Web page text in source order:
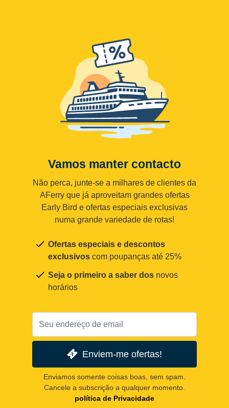
Vamos manter contacto
Não perca, junte-se a milhares de clientes da
AFerry que já aproveitam grandes ofertas
Early Bird e ofertas especiais exclusivas
numa grande variedade de rotas!
Ofertas especiais e descontos
exclusivos com poupanças até 25%
Seja o primeiro a saber dos novos
horários
Enviem-me ofertas!
Enviamos somente coisas boas, sem spam.
Cancele a subscrição a qualquer momento.
política de Privacidade